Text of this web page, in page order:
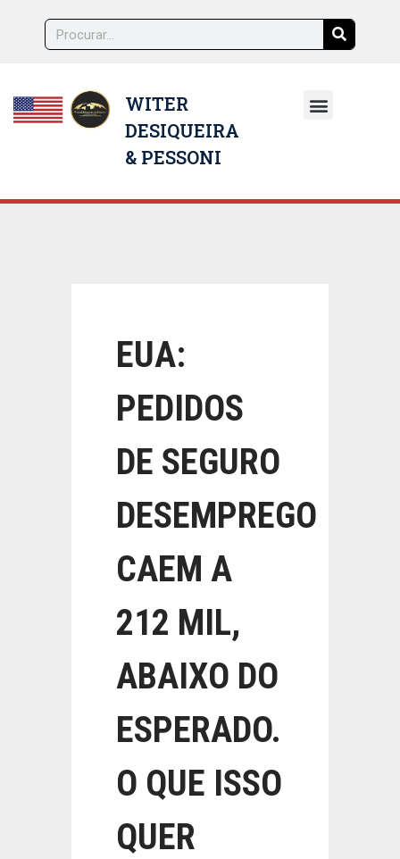
WITER
DESIQUEIRA
& PESSONI
EUA:
PEDIDOS
DE SEGURO
DESEMPREGO
CAEM A
212 MIL,
ABAIXO DO
ESPERADO.
O QUE ISSO
QUER